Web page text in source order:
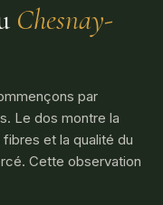
Chesnay-
par
Le dos montre la
et la qualité du
Cette observation